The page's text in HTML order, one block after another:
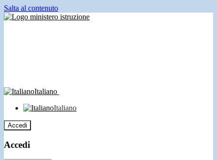
Salta al contenuto
Italiano
Italiano
Accedi
Accedi